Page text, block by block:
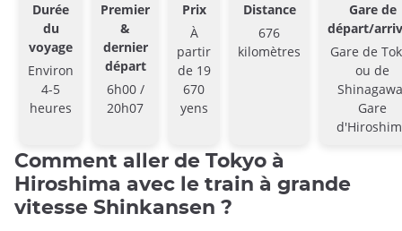
Durée
du
voyage
Environ
4-5
heures
Premier
&
dernier
départ
6h00 /
20h07
Prix
À
partir
de 19
670
yens
Distance
676
kilomètres
Gare de
départ/
Gare de
ou de
Gare
Comment aller de Tokyo à
Hiroshima avec le train à grande
vitesse Shinkansen ?